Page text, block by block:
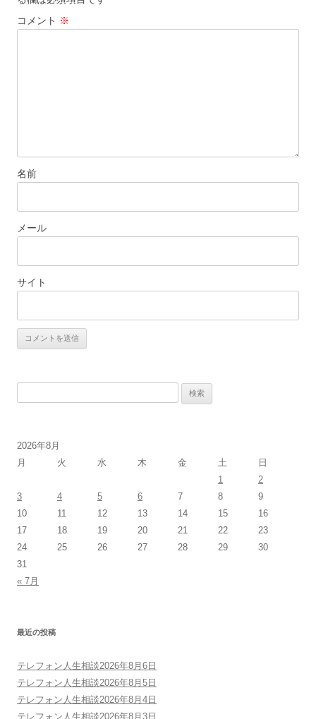
ー
シ
コメント ※
名前
メール
サイト
2026年8月
月
火 水 木 金 土
日
1
2
3
4 5 6 7 8
9
10
11 12 13 14 15
16
17
18 19 20 21 22
23
24
25 26 27 28 29
30
31
« 7月
最近の投稿
テレフォン人生相談2026年8月6日
テレフォン人生相談2026年8月5日
テレフォン人生相談2026年8月4日
テレフォン人生相談2026年8月3日